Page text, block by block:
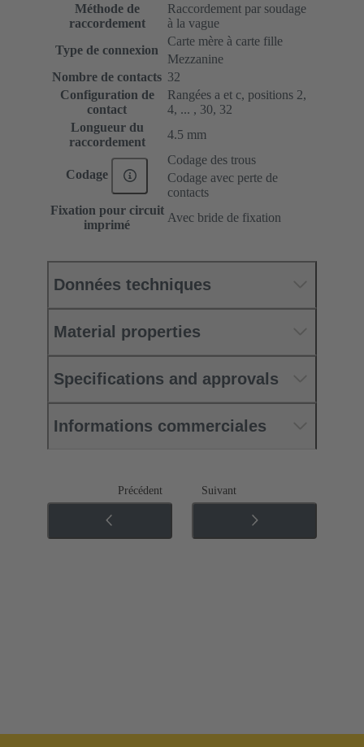
Méthode de
raccordement
Raccordement par soudage
à la vague
Type de connexion
Carte mère à carte fille
Mezzanine
Nombre de contacts 32
Configuration de
contact
Rangées a et c, positions 2,
4, ... , 30, 32
Longueur du
raccordement
4.5 mm
Codage
Codage des trous
Codage avec perte de
contacts
Fixation pour circuit
imprimé
Avec bride de fixation
Données techniques
Material properties
Specifications and approvals
Informations commerciales
Précédent Suivant